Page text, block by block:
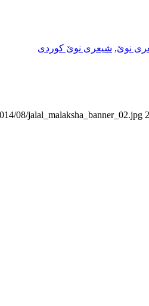
نوێ, شیعری نوێ کوردی
08/jalal_malaksha_banner_02.jpg